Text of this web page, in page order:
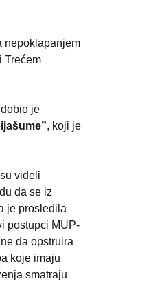
nepoklapanjem
Trećem
je
, koji je
videli
da se iz
je prosledila
postupci MUP-
da opstruira
koje imaju
smatraju